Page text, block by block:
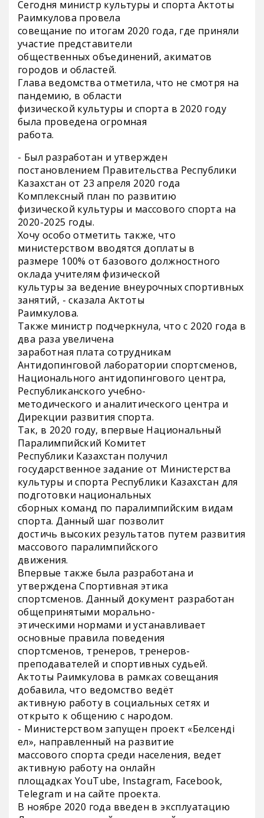
Сегодня министр культуры и спорта Актоты
Раимкулова провела
совещание по итогам 2020 года, где приняли
участие представители
общественных объединений, акиматов
городов и областей.
Глава ведомства отметила, что не смотря на
пандемию, в области
физической культуры и спорта в 2020 году
была проведена огромная
работа.
- Был разработан и утвержден
постановлением Правительства Республики
Казахстан от 23 апреля 2020 года
Комплексный план по развитию
физической культуры и массового спорта на
2020-2025 годы.
Хочу особо отметить также, что
министерством вводятся доплаты в
размере 100% от базового должностного
оклада учителям физической
культуры за ведение внеурочных спортивных
занятий, - сказала Актоты
Раимкулова.
Также министр подчеркнула, что с 2020 года в
два раза увеличена
заработная плата сотрудникам
Антидопинговой лаборатории спортсменов,
Национального антидопингового центра,
Республиканского учебно-
методического и аналитического центра и
Дирекции развития спорта.
Так, в 2020 году, впервые Национальный
Паралимпийский Комитет
Республики Казахстан получил
государственное задание от Министерства
культуры и спорта Республики Казахстан для
подготовки национальных
сборных команд по паралимпийским видам
спорта. Данный шаг позволит
достичь высоких результатов путем развития
массового паралимпийского
движения.
Впервые также была разработана и
утверждена Спортивная этика
спортсменов. Данный документ разработан
общепринятыми морально-
этическими нормами и устанавливает
основные правила поведения
спортсменов, тренеров, тренеров-
преподавателей и спортивных судьей.
Актоты Раимкулова в рамках совещания
добавила, что ведомство ведёт
активную работу в социальных сетях и
открыто к общению с народом.
- Министерством запущен проект «Белсенді
ел», направленный на развитие
массового спорта среди населения, ведет
активную работу на онлайн
площадках YouTube, Instagram, Facebook,
Telegram и на сайте проекта.
В ноябре 2020 года введен в эксплуатацию